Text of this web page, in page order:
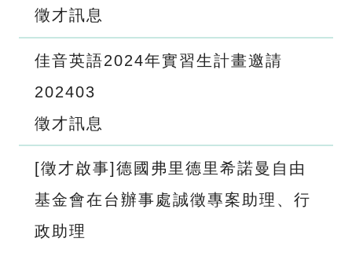
徵才訊息
佳音英語2024年實習生計畫邀請
202403
徵才訊息
[徵才啟事]德國弗里德里希諾曼自由
基金會在台辦事處誠徵專案助理、行
政助理